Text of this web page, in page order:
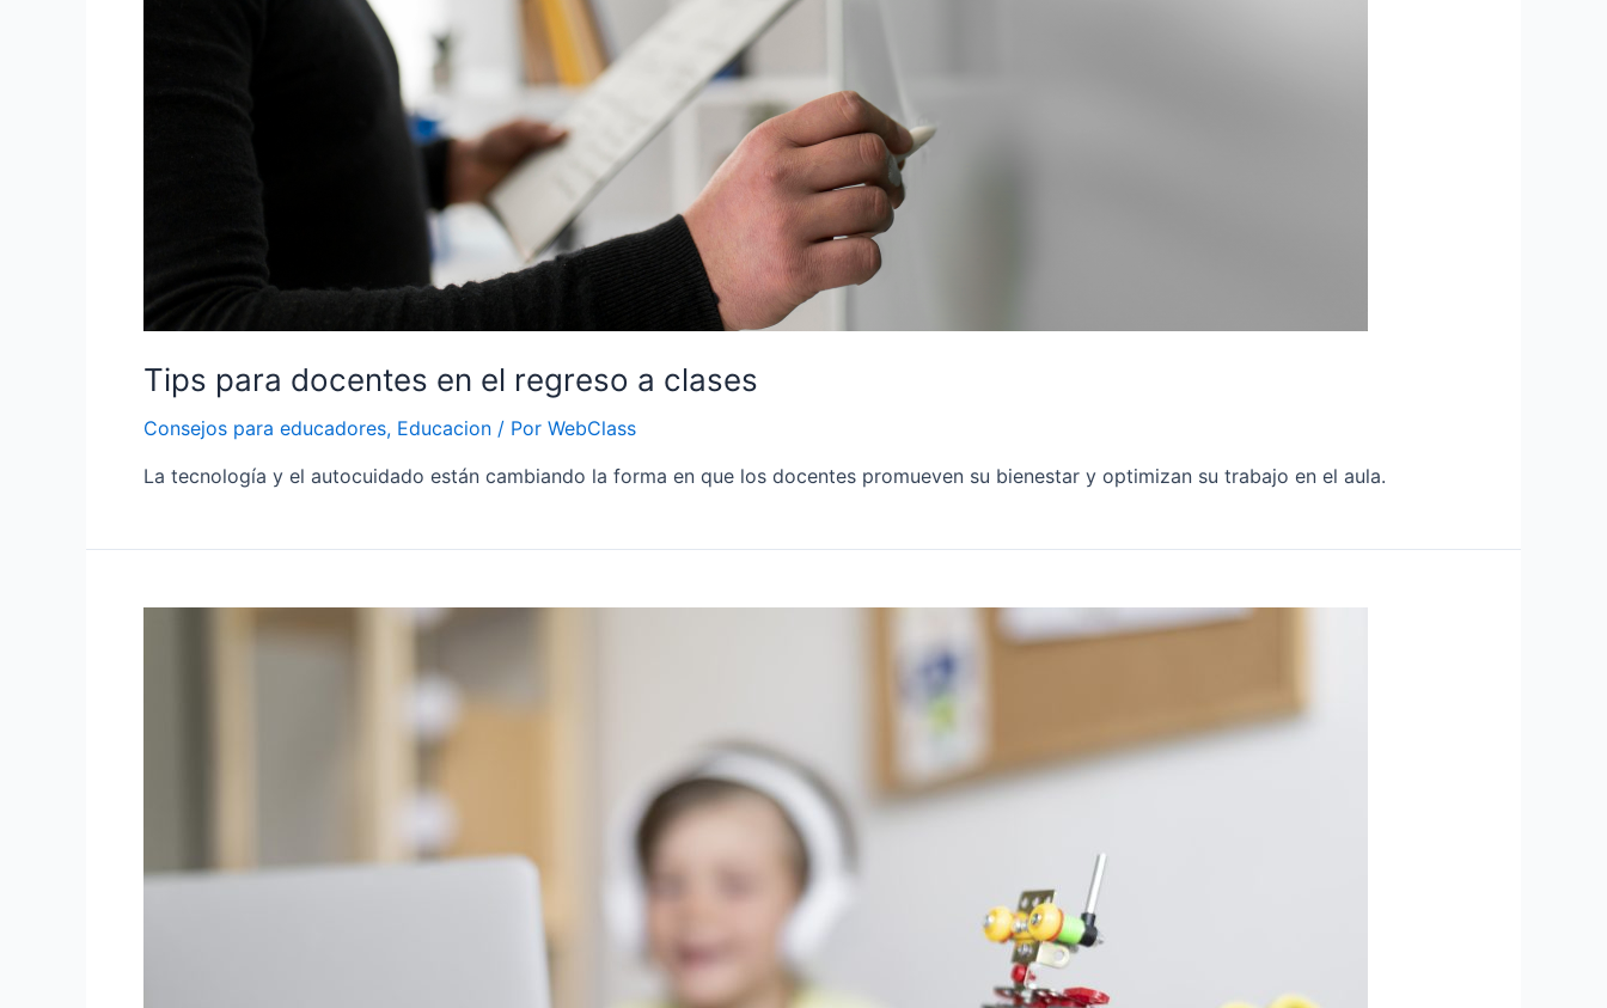
Tips para docentes en el regreso a clases
Consejos para educadores, Educacion / Por WebClass
La tecnología y el autocuidado están cambiando la forma en que los docentes promueven su bienestar y optimizan su trabajo en el aula.